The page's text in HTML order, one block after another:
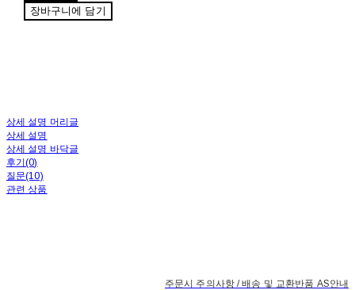
장바구니에 담기
상세 설명 머리글
상세 설명
상세 설명 바닥글
후기(0)
질문(10)
관련 상품
주문시 주의사항 / 배송 및 교환반품 AS안내